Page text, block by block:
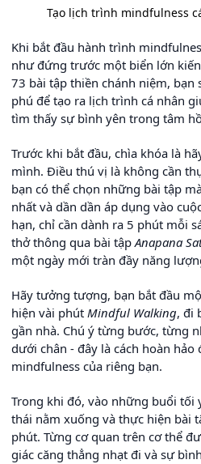
Tạo lịch trình mindfulness
Khi bắt đầu hành trình
như đứng trước một biển lớn
73 bài tập thiền chánh niệm, bạn
phú để tạo ra lịch trình cá nhân
tìm thấy sự bình yên trong tâm
Trước khi bắt đầu, chìa khóa là
mình. Điều thú vị là không cần
bạn có thể chọn những bài tập
nhất và dần dần áp dụng vào
hạn, chỉ cần dành ra 5 phút mỗi
thở thông qua bài tậpAnapana
một ngày mới tràn đầy năng
Hãy tưởng tượng, bạn bắt đầu
hiện vài phút Mindful Walking, đi
gần nhà. Chú ý từng bước, từng
dưới chân - đây là cách hoàn
mindfulness của riêng bạn.
Trong khi đó, vào những buổi tối
thái nằm xuống và thực hiện bài
phút. Từng cơ quan trên cơ thể
giác căng thẳng nhạt đi và sự